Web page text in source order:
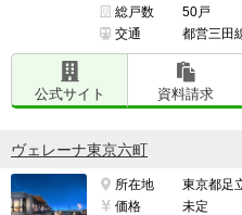
総戸数
50戸
交通
都営三田
公式サイト 資料請求
ヴェレーナ東京六町
所在地
東京都足
価格
未定